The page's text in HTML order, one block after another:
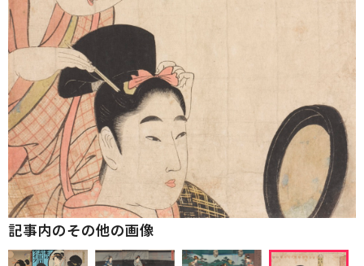
記事内のその他の画像